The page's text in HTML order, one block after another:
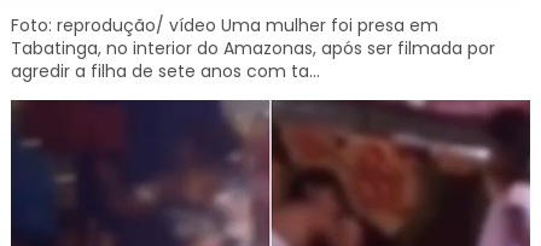
Foto: reprodução/ vídeo Uma mulher foi presa em
Tabatinga, no interior do Amazonas, após ser filmada por
agredir a filha de sete anos com ta...